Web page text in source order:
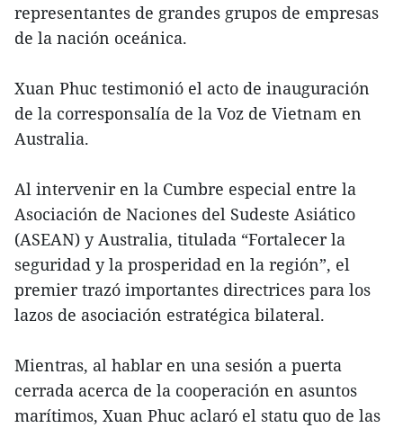
representantes de grandes grupos de empresas
de la nación oceánica.
Xuan Phuc testimonió el acto de inauguración
de la corresponsalía de la Voz de Vietnam en
Australia.
Al intervenir en la Cumbre especial entre la
Asociación de Naciones del Sudeste Asiático
(ASEAN) y Australia, titulada “Fortalecer la
seguridad y la prosperidad en la región”, el
premier trazó importantes directrices para los
lazos de asociación estratégica bilateral.
Mientras, al hablar en una sesión a puerta
cerrada acerca de la cooperación en asuntos
marítimos, Xuan Phuc aclaró el statu quo de las